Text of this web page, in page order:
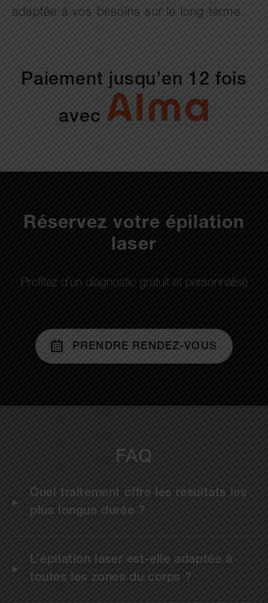
adaptée à vos besoins sur le long terme.
Paiement jusqu’en 12 fois
avec
Réservez votre épilation
laser
Profitez d’un diagnostic gratuit et personnalisé
PRENDRE RENDEZ-VOUS
FAQ
Quel traitement offre les résultats les
plus longue durée ?
L’épilation laser est-elle adaptée à
toutes les zones du corps ?